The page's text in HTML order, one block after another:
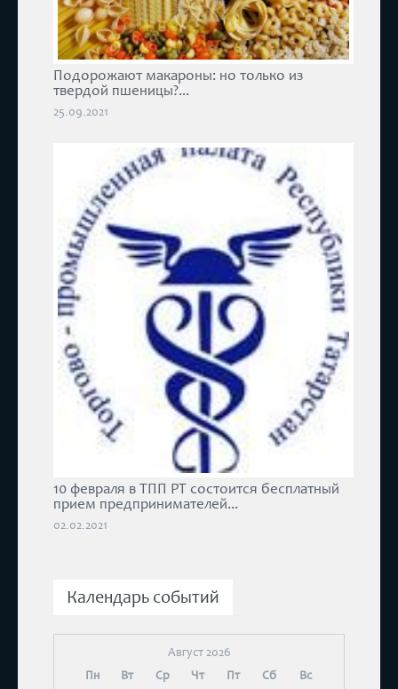
Подорожают макароны: но только из
твердой пшеницы?...
25.09.2021
10 февраля в ТПП РТ состоится бесплатный
прием предпринимателей...
02.02.2021
Календарь событий
Август 2026
Пн
Вт Ср Чт Пт Сб Вс